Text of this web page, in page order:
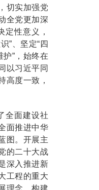
切实加强党
全党更加深
定性意义，
”、坚定“四
护”，始终在
以习近平同
高度一致，
全面建设社
面推进中华
图。开展主
的二十大战
深入推进新
工程的重大
理念、构建